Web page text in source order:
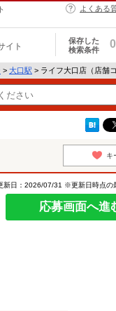
よくある
イト
保存した
検索条件
0
> 大口駅 > ライフ大口店（店舗
キ
新日：2026/07/31 ※更新日時点の
応募画面へ進